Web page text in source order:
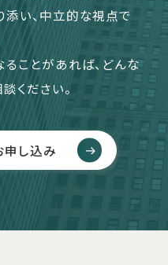
い、中立的な視点で
ことがあれば、どんな
ください。
し込み